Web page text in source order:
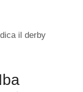
il derby